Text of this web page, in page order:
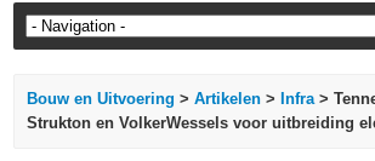
Bouw en Uitvoering >Artikelen > Infra>
Strukton en VolkerWessels voor uitbreiding